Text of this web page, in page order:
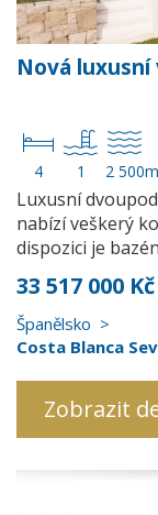
Nová luxusní
4 1 2 500m
Luxusní
nabízí veškerý
dispozici je
33 517 000 Kč
Španělsko
Costa Blanca
Zobrazit